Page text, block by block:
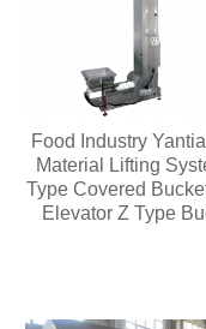
Food Industry
Material Lifting
Type Covered
Elevator Z Type